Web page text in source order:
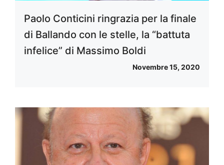
Paolo Conticini ringrazia per la finale
di Ballando con le stelle, la “battuta
infelice” di Massimo Boldi
Novembre 15, 2020